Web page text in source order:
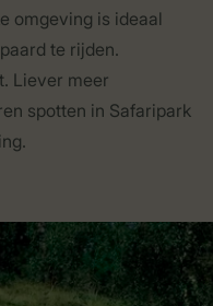
omgeving is ideaal
te rijden.
Liever meer
spotten in Safaripark